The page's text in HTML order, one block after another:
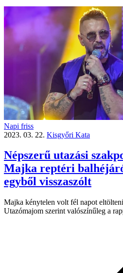
Napi friss
2023. 03. 22. Kisgyőri Kata
Népszerű utazási
Majka reptéri
egyből visszaszólt
Majka kénytelen volt fél napot
Utazómajom szerint valószínűleg a